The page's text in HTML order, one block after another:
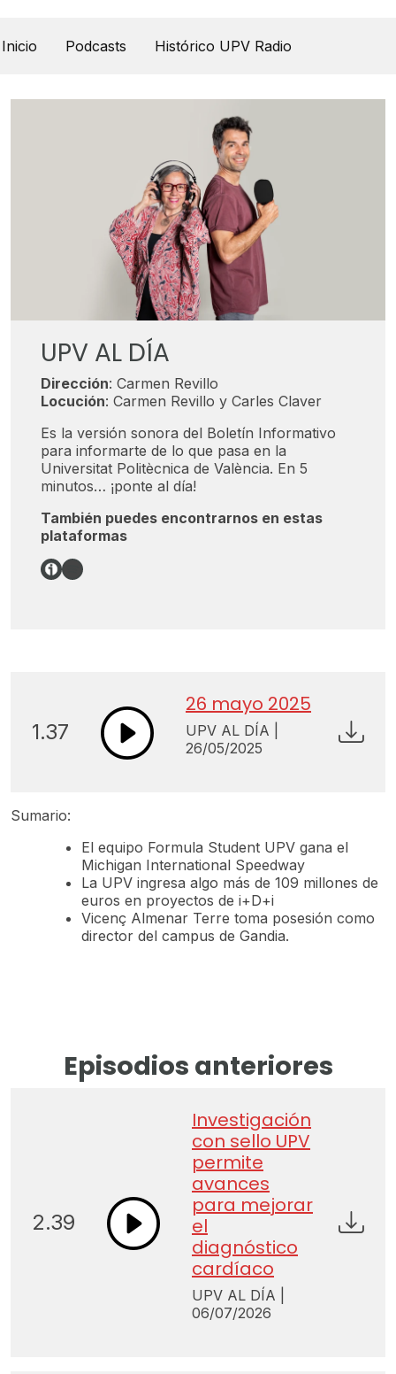
Inicio Podcasts Histórico UPV Radio
UPV AL DÍA
Dirección: Carmen Revillo
Locución: Carmen Revillo y Carles Claver
Es la versión sonora del Boletín Informativo
para informarte de lo que pasa en la
Universitat Politècnica de València. En 5
minutos… ¡ponte al día!
También puedes encontrarnos en estas
plataformas
Enlace Spotify
1.37
26 mayo 2025
UPV AL DÍA |
26/05/2025
Sumario:
El equipo Formula Student UPV gana el
Michigan International Speedway
La UPV ingresa algo más de 109 millones de
euros en proyectos de i+D+i
Vicenç Almenar Terre toma posesión como
director del campus de Gandia.
Episodios anteriores
2.39
Investigación
con sello UPV
permite
avances
para mejorar
el
diagnóstico
cardíaco
UPV AL DÍA |
06/07/2026